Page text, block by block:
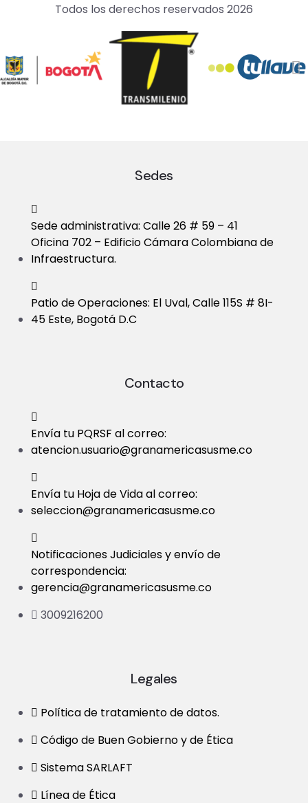
Todos los derechos reservados 2026
Sedes
Sede administrativa: Calle 26 # 59 – 41
Oficina 702 – Edificio Cámara Colombiana de
Infraestructura.
Patio de Operaciones: El Uval, Calle 115S # 8I-
45 Este, Bogotá D.C
Contacto
Envía tu PQRSF al correo:
atencion.usuario@granamericasusme.co
Envía tu Hoja de Vida al correo:
seleccion@granamericasusme.co
Notificaciones Judiciales y envío de
correspondencia:
gerencia@granamericasusme.co
3009216200
Legales
Política de tratamiento de datos.
Código de Buen Gobierno y de Ética
Sistema SARLAFT
Línea de Ética